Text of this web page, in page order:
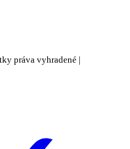
práva vyhradené |